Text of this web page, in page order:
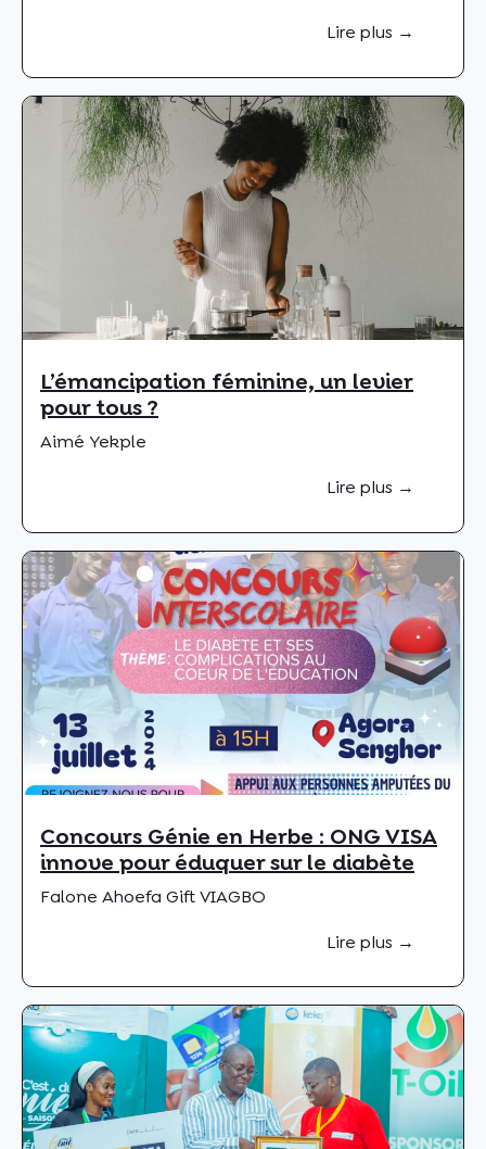
Lire plus →
L’émancipation féminine, un levier
pour tous ?
Aimé Yekple
Lire plus →
Concours Génie en Herbe : ONG VISA
innove pour éduquer sur le diabète
Falone Ahoefa Gift VIAGBO
Lire plus →